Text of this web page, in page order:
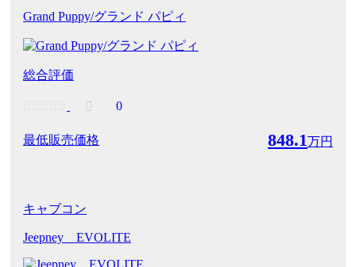
Grand Puppy/グランド パピィ
総合評価
0
最低販売価格 848.1万円
キャブコン
Jeepney EVOLITE